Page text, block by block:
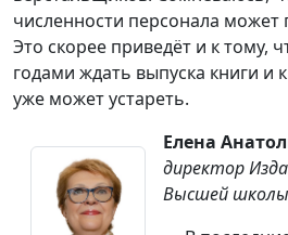
численности персонала может
Это скорее приведёт и к тому,
годами ждать выпуска книги и
уже может устареть.
Елена
директор
Высшей школы